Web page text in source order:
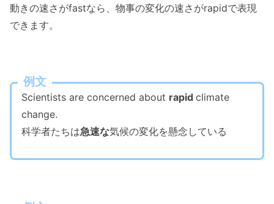
動きの速さがfastなら、物事の変化の速さがrapidで表現
できます。
例文
Scientists are concerned about rapid climate
change.
科学者たちは急速な気候の変化を懸念している